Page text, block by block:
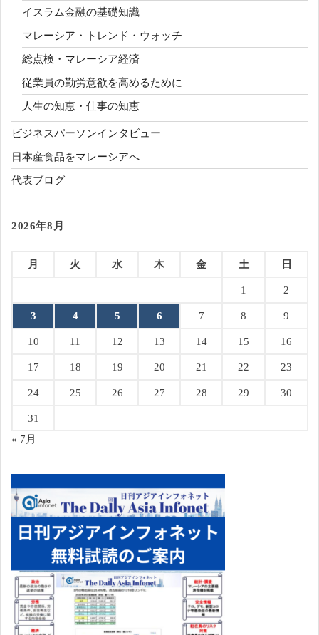
イスラム金融の基礎知識
マレーシア・トレンド・ウォッチ
総点検・マレーシア経済
従業員の勤労意欲を高めるために
人生の知恵・仕事の知恵
ビジネスパーソンインタビュー
日本産食品をマレーシアへ
代表ブログ
2026年8月
月 火 水 木 金 土 日
1 2
3 4 5 6 7 8 9
10 11 12 13 14 15 16
17 18 19 20 21 22 23
24 25 26 27 28 29 30
31
« 7月